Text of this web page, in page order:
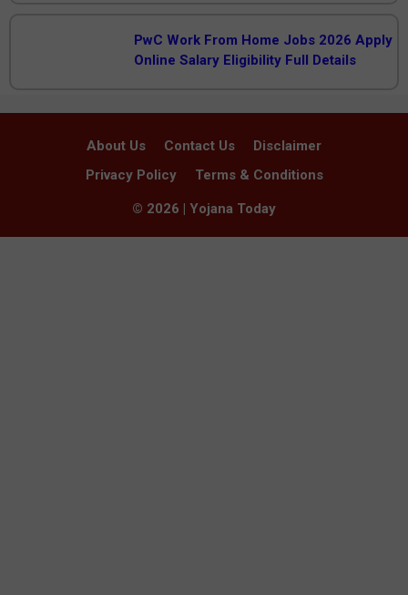
PwC Work From Home Jobs 2026 Apply
Online Salary Eligibility Full Details
About Us Contact Us
Disclaimer
Privacy Policy
Terms & Conditions
© 2026 | Yojana Today